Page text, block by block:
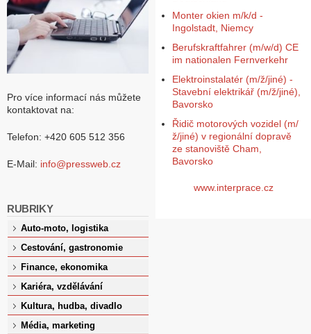
Pro více informací nás můžete
kontaktovat na:
Telefon: +420 605 512 356
E-Mail: info@pressweb.cz
RUBRIKY
Auto-moto, logistika
Cestování, gastronomie
Finance, ekonomika
Kariéra, vzdělávání
Kultura, hudba, divadlo
Média, marketing
Monter okien m/k/d -
Ingolstadt, Niemcy
Berufskraftfahrer (m/w/d) CE
im nationalen Fernverkehr
Elektroinstalatér (m/ž/jiné) -
Stavební elektrikář (m/ž/jiné),
Bavorsko
Řidič motorových vozidel (m/
ž/jiné) v regionální dopravě
ze stanoviště Cham,
Bavorsko
www.interprace.cz